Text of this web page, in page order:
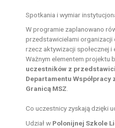
Spotkania i wymiar
W programie zaplanowano
przedstawicielami organizacji
rzecz aktywizacji społecznej i
Ważnym elementem projektu
uczestników z
Departamentu Współpracy
Granicą MSZ
Co uczestnicy zyskają dzięki
Udział w Polonijnej Szkole